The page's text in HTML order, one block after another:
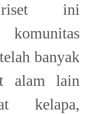
riset ini
banyak
alam lain
kelapa,